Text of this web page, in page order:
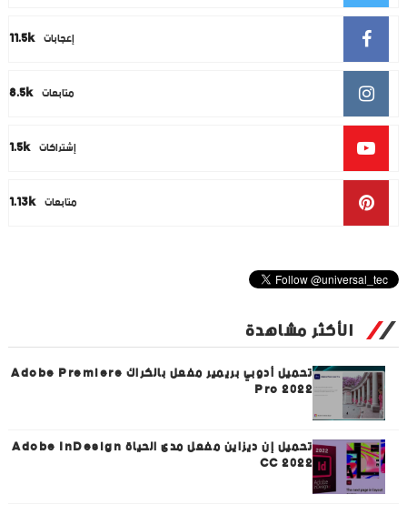
11.5k إعجابات
8.5k متابعات
1.5k إشتراكات
1.13k متابعات
الأكثر مشاهدة
تحميل أدوبي بريمير مفعل بالكراك Adobe Premiere
Pro 2022
تحميل إن ديزاين مفعل مدى الحياة Adobe InDesign
CC 2022